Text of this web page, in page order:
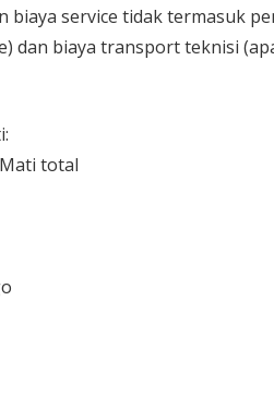
biaya service tidak termasuk
dan biaya transport teknisi
total